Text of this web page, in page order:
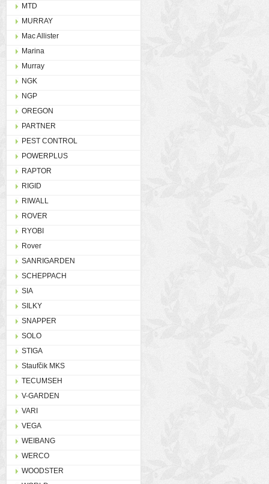
MTD
MURRAY
Mac Allister
Marina
Murray
NGK
NGP
OREGON
PARTNER
PEST CONTROL
POWERPLUS
RAPTOR
RIGID
RIWALL
ROVER
RYOBI
Rover
SANRIGARDEN
SCHEPPACH
SIA
SILKY
SNAPPER
SOLO
STIGA
Staufčik MKS
TECUMSEH
V-GARDEN
VARI
VEGA
WEIBANG
WERCO
WOODSTER